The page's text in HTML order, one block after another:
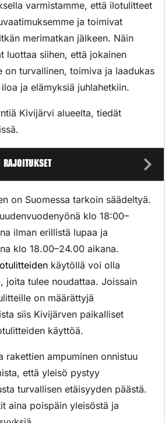
varmistamme, että ilotulitteet
ja toimivat
merimatkan jälkeen. Näin
luottaa siihen, että jokainen
on turvallinen, toimiva ja laadukas
ja elämyksiä juhlahetkiin.
Kivijärvi alueelta, tiedät
rajoitukset
on Suomessa tarkoin säädeltyä.
klo 18:00–
ilman erillistä lupaa ja
klo 18.00–24.00 aikana.
käytöllä voi olla
joita tulee noudattaa. Joissain
on määrättyjä
siis Kivijärven paikalliset
käyttöä.
rakettien ampuminen onnistuu
että yleisö pystyy
turvallisen etäisyyden päästä.
aina poispäin yleisöstä ja